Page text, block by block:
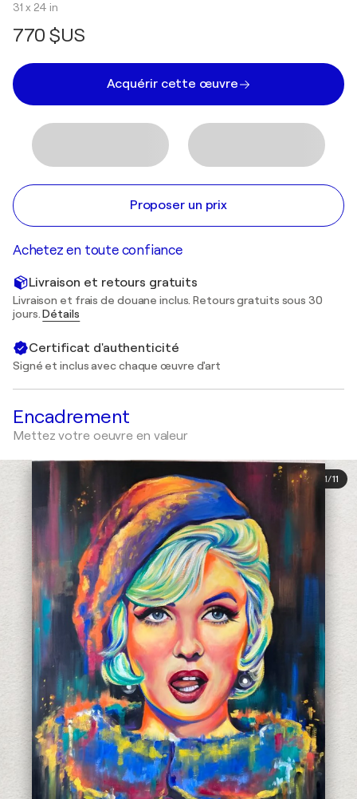
31 x 24 in
770 $US
Acquérir cette œuvre
Proposer un prix
Achetez en toute confiance
Livraison et retours gratuits
Livraison et frais de douane inclus. Retours gratuits sous 30
jours.Détails
Certificat d'authenticité
Signé et inclus avec chaque œuvre d'art
Encadrement
Mettez votre oeuvre en valeur
1/11